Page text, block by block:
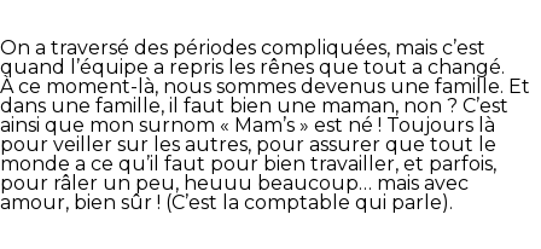
On a traversé des périodes compliquées, mais c’est
quand l’équipe a repris les rênes que tout a changé.
À ce moment-là, nous sommes devenus une famille. Et
dans une famille, il faut bien une maman, non ? C’est
ainsi que mon surnom « Mam’s » est né ! Toujours là
pour veiller sur les autres, pour assurer que tout le
monde a ce qu’il faut pour bien travailler, et parfois,
pour râler un peu, heuuu beaucoup… mais avec
amour, bien sûr ! (C’est la comptable qui parle).